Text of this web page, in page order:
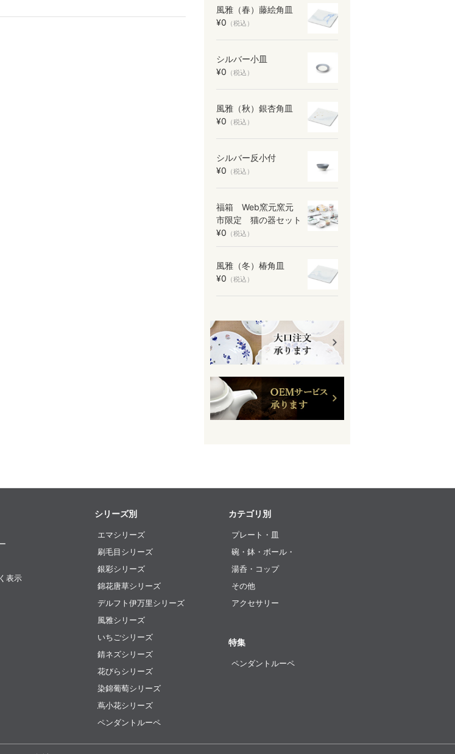
風雅（春）藤絵角皿
¥0 （税込）
シルバー小皿
¥0 （税込）
風雅（秋）銀杏角皿
¥0 （税込）
シルバー反小付
¥0 （税込）
福箱 Web窯元窯元
市限定 猫の器セット
¥0 （税込）
風雅（冬）椿角皿
¥0 （税込）
表示
シリーズ別
エマシリーズ
刷毛目シリーズ
銀彩シリーズ
錦花唐草シリーズ
デルフト伊万里シリーズ
風雅シリーズ
いちごシリーズ
錆ネズシリーズ
花びらシリーズ
染錦葡萄シリーズ
蔦小花シリーズ
ペンダントルーペ
カテゴリ別
プレート・皿
碗・鉢・ボール・
湯呑・コップ
その他
アクセサリー
特集
ペンダントルーペ